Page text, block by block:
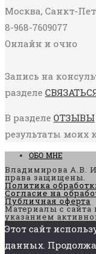
Москва, Санкт-
8-968-7609077
Онлайн и очно
Запись на
разделе
В разделе ОТЗЫВЫ
результаты моих
ОБО МНЕ
Владимирова А.В.
права защищены.
Политика
Согласие на
Публичная оферта
Материалы с сайта
указанием
Этот сайт
данных.